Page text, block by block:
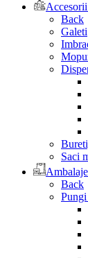
Back
Galeti
Saci
Back
Pungi